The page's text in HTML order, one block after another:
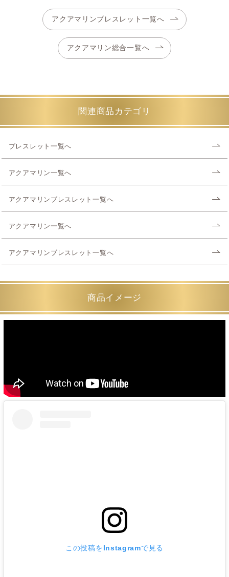
アクアマリンブレスレット一覧へ
アクアマリン総合一覧へ
関連商品カテゴリ
ブレスレット一覧へ
アクアマリン一覧へ
アクアマリンブレスレット一覧へ
アクアマリン一覧へ
アクアマリンブレスレット一覧へ
商品イメージ
この投稿をInstagramで見る